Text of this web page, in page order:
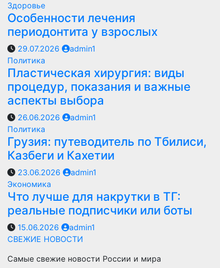
Здоровье
Особенности лечения
периодонтита у взрослых
29.07.2026
admin1
Политика
Пластическая хирургия: виды
процедур, показания и важные
аспекты выбора
26.06.2026
admin1
Политика
Грузия: путеводитель по Тбилиси,
Казбеги и Кахетии
23.06.2026
admin1
Экономика
Что лучше для накрутки в ТГ:
реальные подписчики или боты
15.06.2026
admin1
СВЕЖИЕ НОВОСТИ
Самые свежие новости России и мира